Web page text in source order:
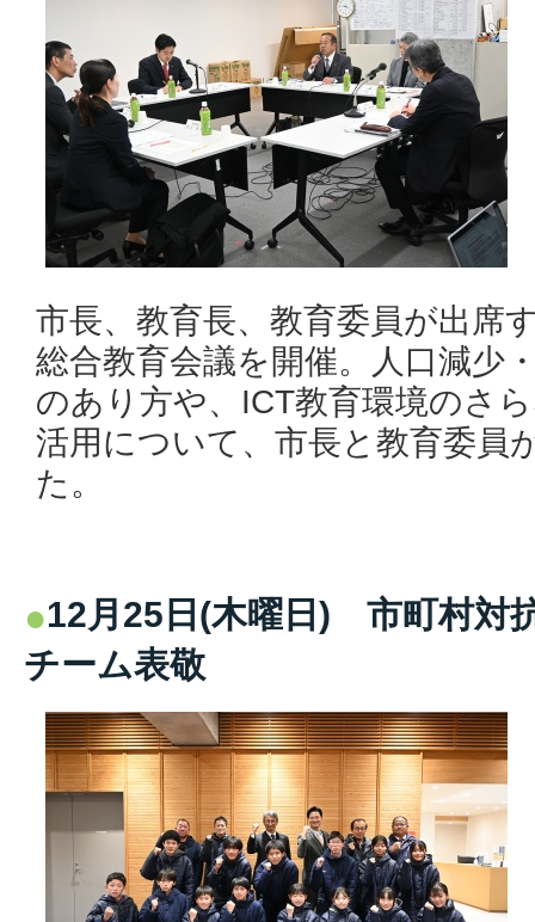
市長、教育長、教育委員が出席
総合教育会議を開催。人口減少
のあり方や、ICT教育環境のさ
活用について、市長と教育委員
た。
12月25日(木曜日) 市町村対
チーム表敬